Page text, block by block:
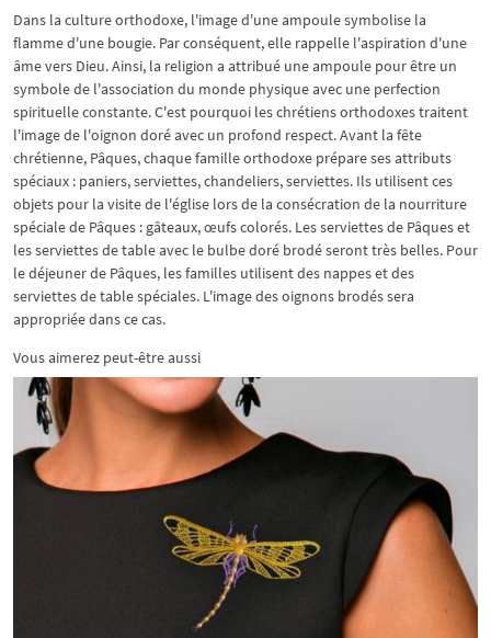
Dans la culture orthodoxe, l'image d'une ampoule symbolise la
flamme d'une bougie. Par conséquent, elle rappelle l'aspiration d'une
âme vers Dieu. Ainsi, la religion a attribué une ampoule pour être un
symbole de l'association du monde physique avec une perfection
spirituelle constante. C'est pourquoi les chrétiens orthodoxes traitent
l'image de l'oignon doré avec un profond respect. Avant la fête
chrétienne, Pâques, chaque famille orthodoxe prépare ses attributs
spéciaux : paniers, serviettes, chandeliers, serviettes. Ils utilisent ces
objets pour la visite de l'église lors de la consécration de la nourriture
spéciale de Pâques : gâteaux, œufs colorés. Les serviettes de Pâques et
les serviettes de table avec le bulbe doré brodé seront très belles. Pour
le déjeuner de Pâques, les familles utilisent des nappes et des
serviettes de table spéciales. L'image des oignons brodés sera
appropriée dans ce cas.
Vous aimerez peut-être aussi